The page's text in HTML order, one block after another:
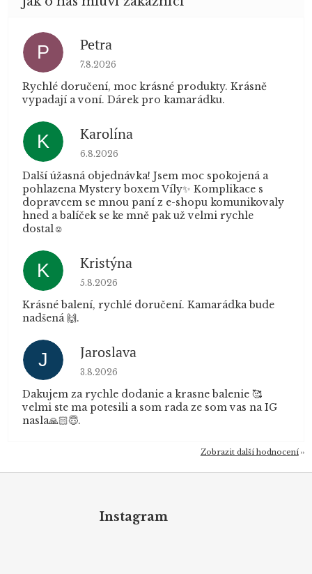
P Petra
Hodnocení obchodu je 5 z 5 hvězdiček.
7.8.2026
Rychlé doručení, moc krásné produkty. Krásně
vypadají a voní. Dárek pro kamarádku.
K Karolína
Hodnocení obchodu je 5 z 5 hvězdiček.
6.8.2026
Další úžasná objednávka! Jsem moc spokojená a
pohlazena Mystery boxem Víly✨ Komplikace s
dopravcem se mnou paní z e-shopu komunikovaly
hned a balíček se ke mně pak už velmi rychle
dostal☺️
K Kristýna
Hodnocení obchodu je 5 z 5 hvězdiček.
5.8.2026
Krásné balení, rychlé doručení. Kamarádka bude
nadšená 🙌.
J Jaroslava
Hodnocení obchodu je 5 z 5 hvězdiček.
3.8.2026
Dakujem za rychle dodanie a krasne balenie 🥰
velmi ste ma potesili a som rada ze som vas na IG
nasla🙏🏻😇.
Zobrazit další hodnocení
Instagram